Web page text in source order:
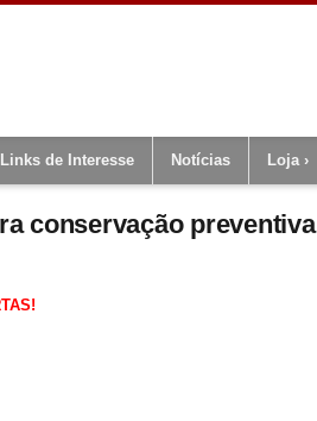
Links de Interesse Notícias Loja
conservação preventiva